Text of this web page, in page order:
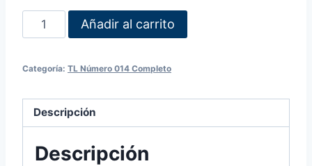
Añadir al carrito
Categoría: TL Número 014 Completo
Descripción
Descripción